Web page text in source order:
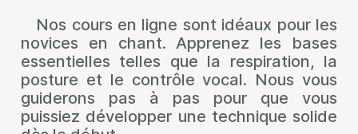
Nos cours en ligne sont idéaux pour les
novices en chant. Apprenez les bases
essentielles telles que la respiration, la
posture et le contrôle vocal. Nous vous
guiderons pas à pas pour que vous
puissiez développer une technique solide